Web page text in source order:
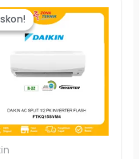
aslinya
adalah:
Rp6.190.000.